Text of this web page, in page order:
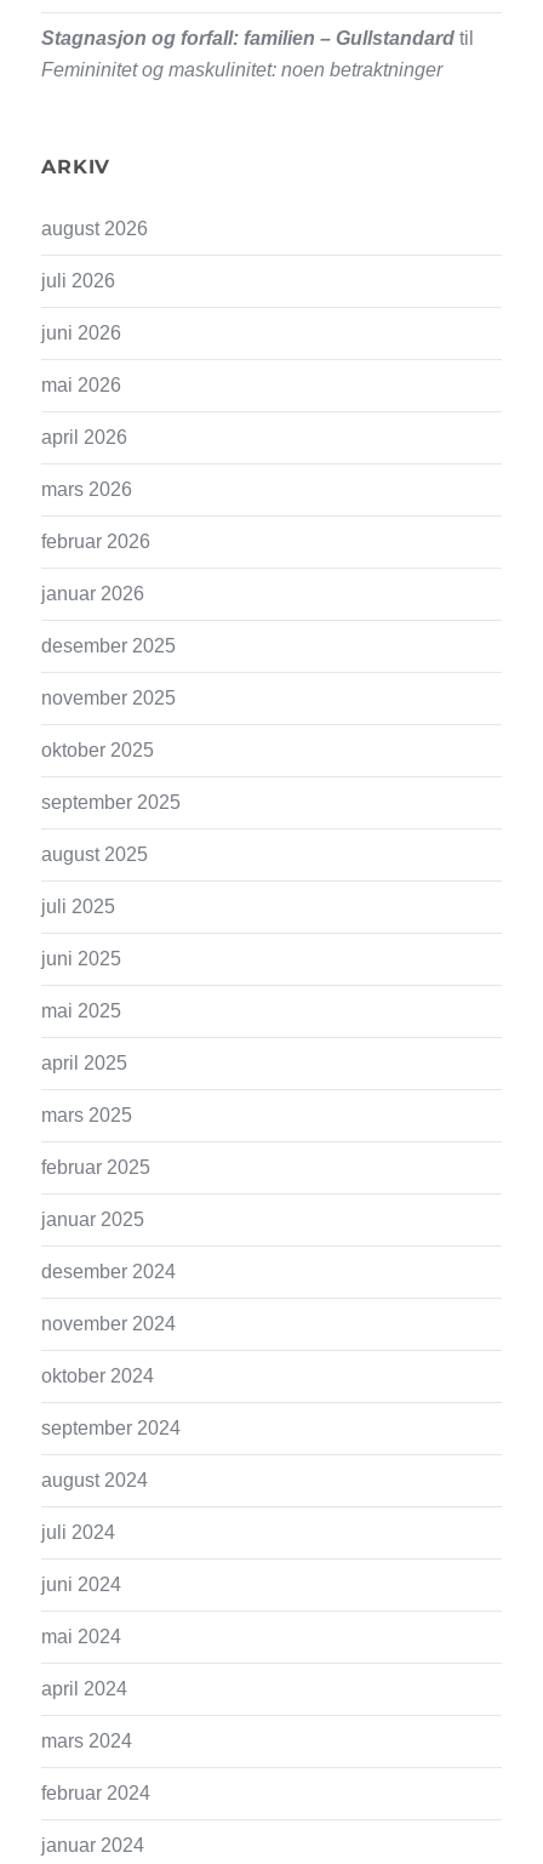
Stagnasjon og forfall: familien – Gullstandard til
Femininitet og maskulinitet: noen betraktninger
ARKIV
august 2026
juli 2026
juni 2026
mai 2026
april 2026
mars 2026
februar 2026
januar 2026
desember 2025
november 2025
oktober 2025
september 2025
august 2025
juli 2025
juni 2025
mai 2025
april 2025
mars 2025
februar 2025
januar 2025
desember 2024
november 2024
oktober 2024
september 2024
august 2024
juli 2024
juni 2024
mai 2024
april 2024
mars 2024
februar 2024
januar 2024